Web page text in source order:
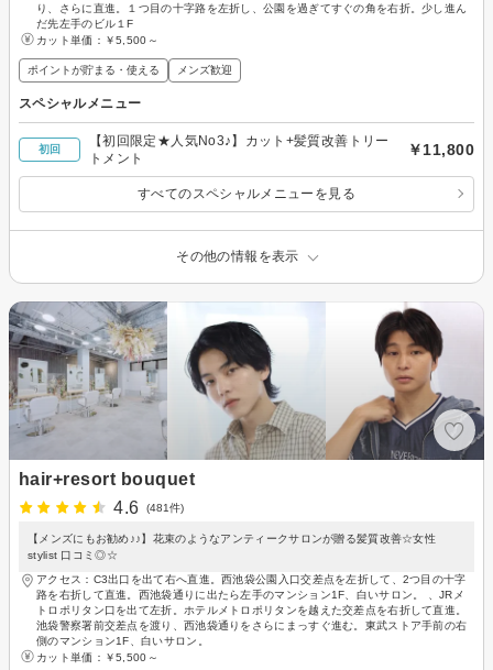
り、さらに直進。１つ目の十字路を左折し、公園を過ぎてすぐの角を右折。少し進ん
だ先左手のビル１F
カット単価： ￥5,500～
ポイントが貯まる・使える メンズ歓迎
スペシャルメニュー
初回
【初回限定★人気No3♪】カット+髪質改善トリー
トメント
￥11,800
すべてのスペシャルメニューを見る
その他の情報を表示
hair+resort bouquet
4.6
(481件)
【メンズにもお勧め♪♪】花束のようなアンティークサロンが贈る髪質改善☆女性
stylist 口コミ◎☆
アクセス：C3出口を出て右へ直進。西池袋公園入口交差点を左折して、2つ目の十字
路を右折して直進。西池袋通りに出たら左手のマンション1F、白いサロン。 、JRメ
トロポリタン口を出て左折。ホテルメトロポリタンを越えた交差点を右折して直進。
池袋警察署前交差点を渡り、西池袋通りをさらにまっすぐ進む。東武ストア手前の右
側のマンション1F、白いサロン。
カット単価： ￥5,500～